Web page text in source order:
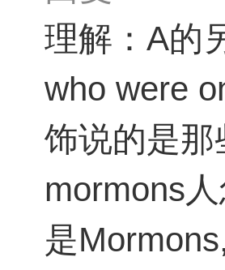
理解：A的
who were
饰说的是
mormons
是